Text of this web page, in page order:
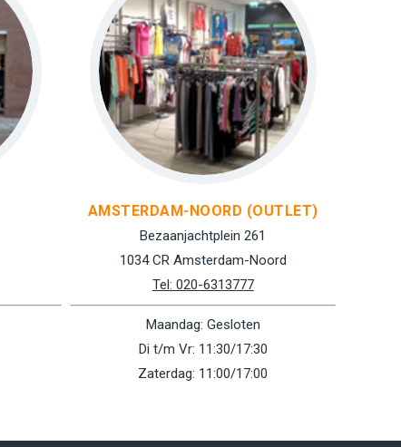
AMSTERDAM-NOORD (OUTLET)
Bezaanjachtplein 261
1034 CR Amsterdam-Noord
Tel: 020-6313777
Maandag: Gesloten
Di t/m Vr: 11:30/17:30
Zaterdag: 11:00/17:00